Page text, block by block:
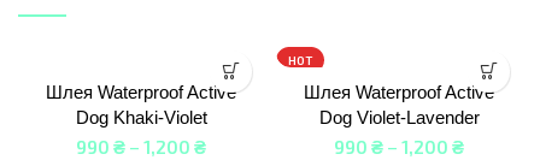
Шлея Waterproof Active
Dog Khaki-Violet
990 ₴ – 1,200 ₴
HOT
Шлея Waterproof Active
Dog Violet-Lavender
990 ₴ – 1,200 ₴